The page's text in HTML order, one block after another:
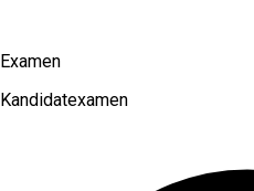
Examen
Kandidatexamen